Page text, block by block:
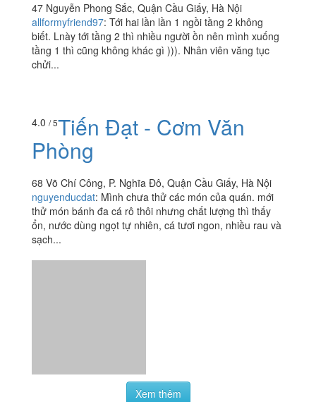
47 Nguyễn Phong Sắc, Quận Cầu Giấy, Hà Nội
allformyfriend97: Tới hai lần lần 1 ngồi tầng 2 không
biết. Lnày tới tầng 2 thì nhiều người ồn nên mình xuống
tầng 1 thì cũng không khác gì ))). Nhân viên văng tục
chửi...
4.0 / 5Tiến Đạt - Cơm Văn
Phòng
68 Võ Chí Công, P. Nghĩa Đô, Quận Cầu Giấy, Hà Nội
nguyenducdat: Mình chưa thử các món của quán. mới
thử món bánh đa cá rô thôi nhưng chất lượng thì thấy
ổn, nước dùng ngọt tự nhiên, cá tươi ngon, nhiều rau và
sạch...
Xem thêm